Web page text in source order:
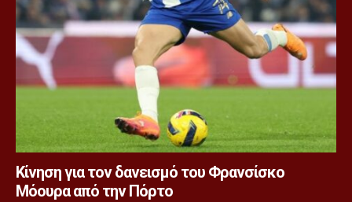
Κίνηση για τον δανεισμό του Φρανσίσκο
Μόουρα από την Πόρτο